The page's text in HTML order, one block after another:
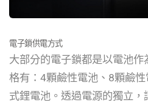
電子鎖供電方式
大部分的電子鎖都是以電池
格有：4顆鹼性電池、8顆鹼
式鋰電池。透過電源的獨立